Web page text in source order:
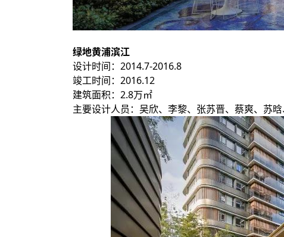
绿地黄浦滨江
设计时间：2014.7-2016.8
竣工时间：2016.12
建筑面积：2.8万㎡
主要设计人员：吴欣、李黎、张苏晋、蔡爽、苏